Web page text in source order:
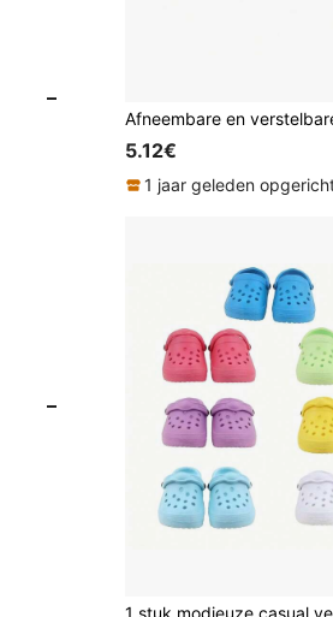
5.12€
1 jaar geleden